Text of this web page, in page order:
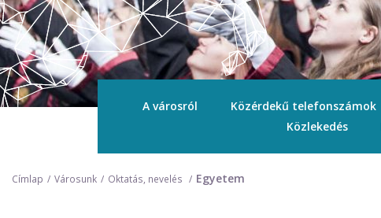
A városról Közérdekű telefonszámok
Közlekedés
Címlap Városunk Oktatás, nevelés Egyetem